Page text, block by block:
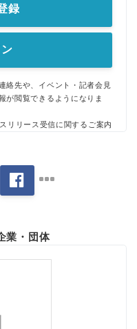
録
絡先や、イベント・記者会見
が閲覧できるようになりま
リリース受信に関するご案内
業・団体